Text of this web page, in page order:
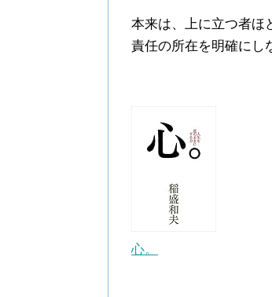
本来は、上に立つ者ほ
責任の所在を明確にし
心。